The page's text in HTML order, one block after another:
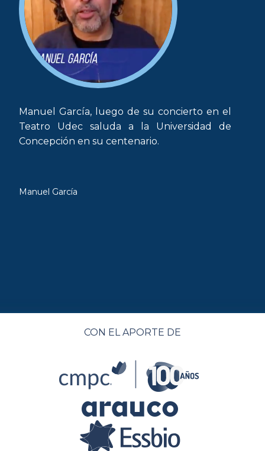
Manuel García, luego de su concierto en el
Teatro Udec saluda a la Universidad de
Concepción en su centenario.
Manuel García
CON EL APORTE DE